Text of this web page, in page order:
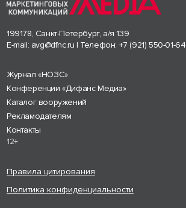
199178, Санкт-Петербург, а/я 139
E-mail: avg@dfnc.ru | Телефон: +7 (921) 550-01-64
Журнал «НОЗС»
Конференции «Дифанс Медиа»
Каталог вооружений
Рекламодателям
Контакты
12+
Правила цитирования
Политика конфиденциальности